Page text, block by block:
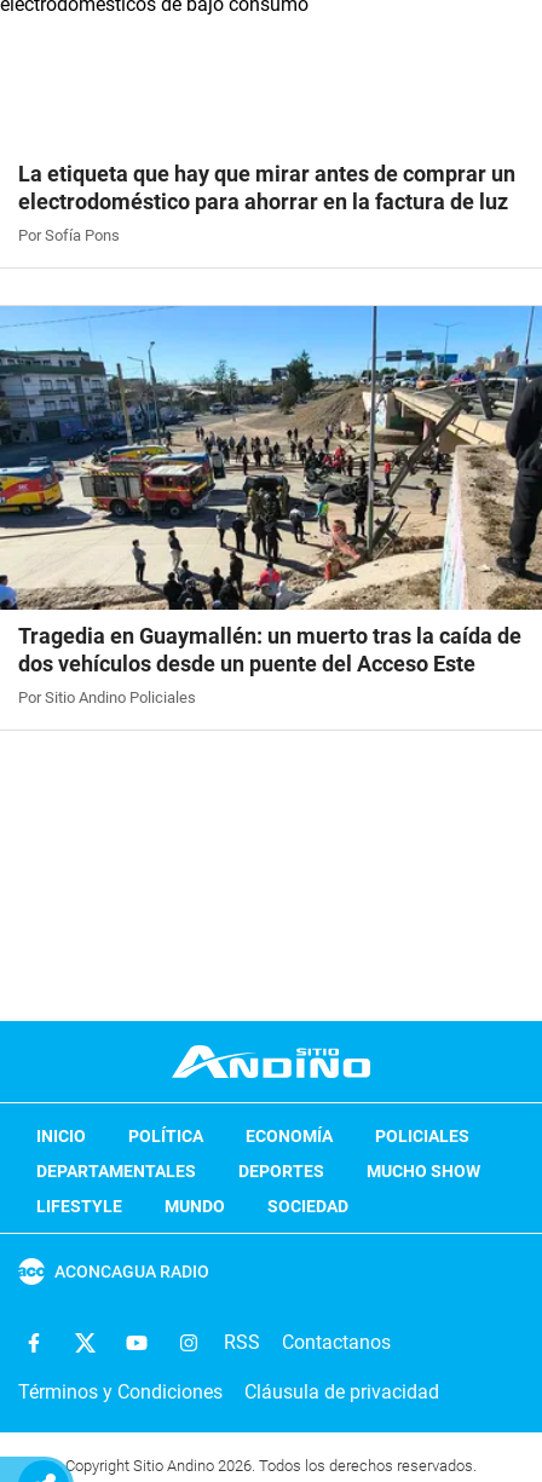
La etiqueta que hay que mirar antes de comprar un
electrodoméstico para ahorrar en la factura de luz
Por Sofía Pons
Tragedia en Guaymallén: un muerto tras la caída de
dos vehículos desde un puente del Acceso Este
Por Sitio Andino Policiales
INICIO POLÍTICA ECONOMÍA
POLICIALES
DEPARTAMENTALES
DEPORTES
MUCHO SHOW
LIFESTYLE
MUNDO SOCIEDAD
ACONCAGUA RADIO
RSS Contactanos
Términos y Condiciones Cláusula de privacidad
Copyright Sitio Andino 2026. Todos los derechos reservados.